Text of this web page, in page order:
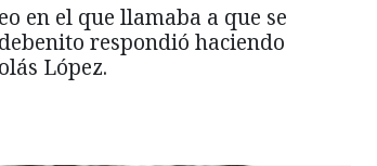
en el que llamaba a que se
respondió haciendo
López.